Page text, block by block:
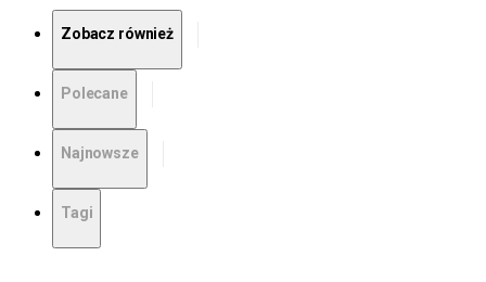
Zobacz również
Polecane
Najnowsze
Tagi